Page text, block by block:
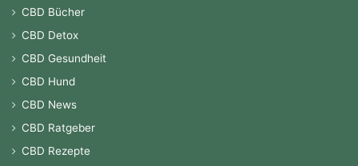
CBD Bücher
CBD Detox
CBD Gesundheit
CBD Hund
CBD News
CBD Ratgeber
CBD Rezepte